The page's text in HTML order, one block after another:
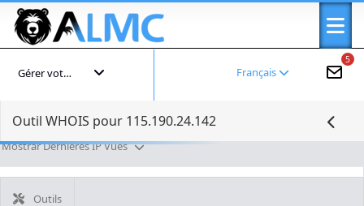
5
Français
Gérer votre compte
Outil WHOIS pour 115.190.24.142
Mostrar Dernières IP Vues
Outils